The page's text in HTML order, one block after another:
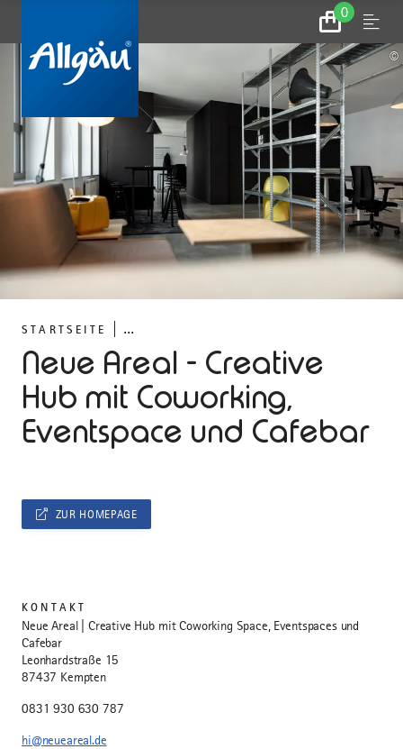
0
Zum
Warenkorb
Menu
STARTSEITE ...
Neue Areal - Creative
Hub mit Coworking,
Eventspace und Cafebar
©
ZUR HOMEPAGE
KONTAKT
Neue Areal | Creative Hub mit Coworking Space, Eventspaces und
Cafebar
Leonhardstraße 15
87437 Kempten
0831 930 630 787
hi@neueareal.de